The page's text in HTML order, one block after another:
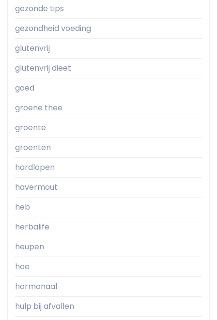
gezonde tips
gezondheid voeding
glutenvrij
glutenvrij dieet
goed
groene thee
groente
groenten
hardlopen
havermout
heb
herbalife
heupen
hoe
hormonaal
hulp bij afvallen